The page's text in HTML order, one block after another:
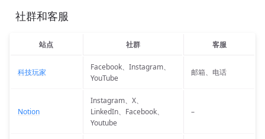
社群和客服
站点 社群 客服
科技玩家
Facebook、Instagram、
YouTube
邮箱、电话
Notion
Instagram、X、
LinkedIn、Facebook、
Youtube
–